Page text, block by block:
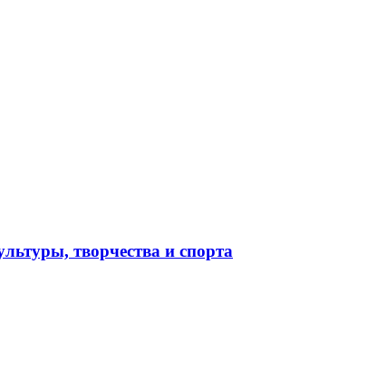
творчества и спорта